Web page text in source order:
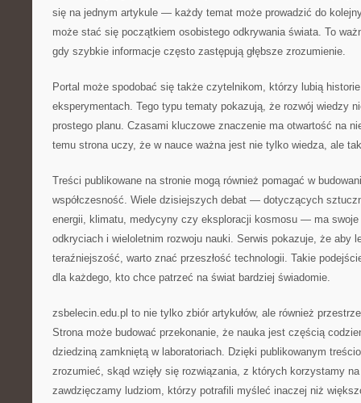
się na jednym artykule — każdy temat może prowadzić do
może stać się początkiem osobistego odkrywania świata. To
gdy szybkie informacje często zastępują głębsze zrozumienie.
Portal może spodobać się także czytelnikom, którzy lubią
eksperymentach. Tego typu tematy pokazują, że rozwój wiedzy
prostego planu. Czasami kluczowe znaczenie ma otwartość na
temu strona uczy, że w nauce ważna jest nie tylko wiedza, ale
Treści publikowane na stronie mogą również pomagać w
współczesność. Wiele dzisiejszych debat — dotyczących
energii, klimatu, medycyny czy eksploracji kosmosu — ma swoje
odkryciach i wieloletnim rozwoju nauki. Serwis pokazuje, że aby
teraźniejszość, warto znać przeszłość technologii. Takie
dla każdego, kto chce patrzeć na świat bardziej świadomie.
zsbelecin.edu.pl to nie tylko zbiór artykułów, ale również
Strona może budować przekonanie, że nauka jest częścią
dziedziną zamkniętą w laboratoriach. Dzięki publikowanym
zrozumieć, skąd wzięły się rozwiązania, z których korzystamy
zawdzięczamy ludziom, którzy potrafili myśleć inaczej niż